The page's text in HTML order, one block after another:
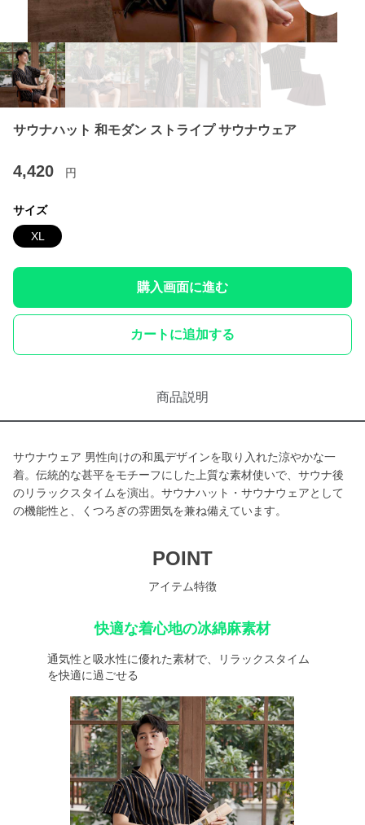
サウナハット 和モダン ストライプ サウナウェア
4,420 円
サイズ
XL
購入画面に進む
カートに追加する
商品説明
サウナウェア 男性向けの和風デザインを取り入れた涼やかな一
着。伝統的な甚平をモチーフにした上質な素材使いで、サウナ後
のリラックスタイムを演出。サウナハット・サウナウェアとして
の機能性と、くつろぎの雰囲気を兼ね備えています。
POINT
アイテム特徴
快適な着心地の冰綿麻素材
通気性と吸水性に優れた素材で、リラックスタイム
を快適に過ごせる